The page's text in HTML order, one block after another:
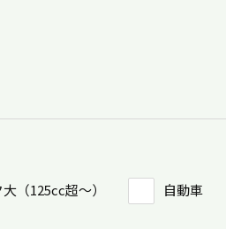
（125cc超〜） 自動車